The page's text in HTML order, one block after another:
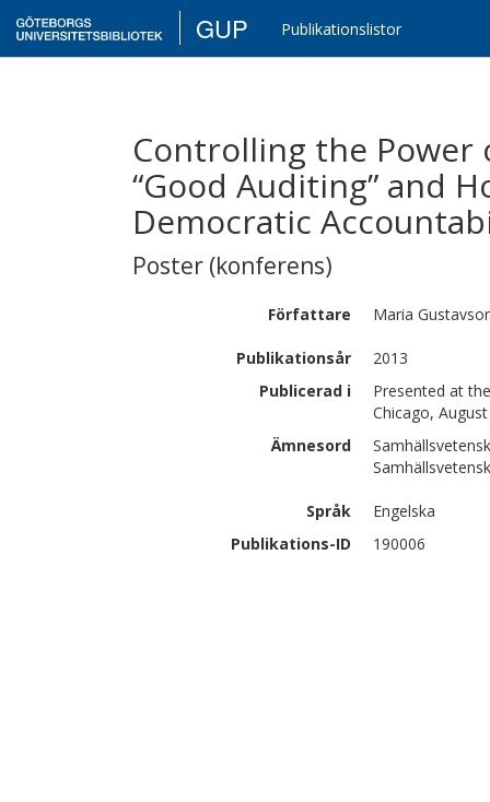
GUP Publikationslistor
Controlling the Power
“Good Auditing” and
Democratic
Poster (konferens)
Författare Maria
Publikationsår
2013
Publicerad i
Presented at
Chicago,
Ämnesord
Språk
Engelska
Publikations-ID
190006